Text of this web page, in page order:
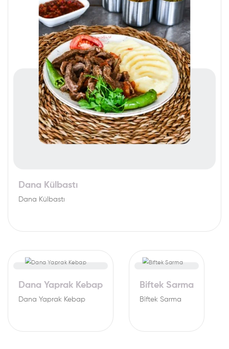
Dana Külbastı
Dana Külbastı
Dana Yaprak Kebap
Dana Yaprak Kebap
Biftek Sarma
Biftek Sarma